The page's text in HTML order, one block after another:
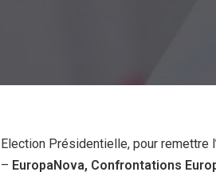
Election Présidentielle, pour remettre
– EuropaNova, Confrontations